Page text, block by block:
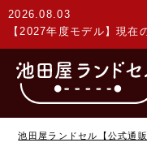
2026.08.03
【2027年度モデル】現在
池田屋ランドセル【公式通